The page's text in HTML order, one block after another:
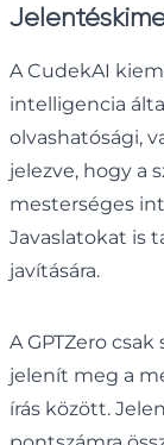
A CudekAI
intelligencia
olvashatósági,
jelezve, hogy a
mesterséges
Javaslatokat is
javítására.
A GPTZero
jelenít meg a
írás között.